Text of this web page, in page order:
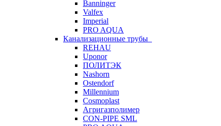
Banninger
Valfex
Imperial
PRO AQUA
Канализационные трубы
REHAU
Uponor
ПОЛИТЭК
Nashorn
Ostendorf
Millennium
Cosmoplast
Агригазполимер
CON-PIPE SML